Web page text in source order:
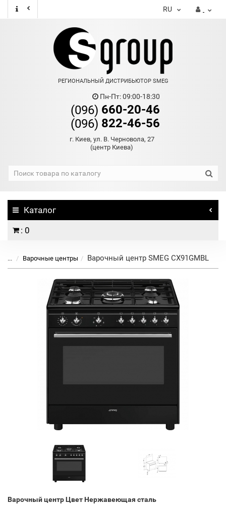
RU
РЕГИОНАЛЬНЫЙ ДИСТРИБЬЮТОР SMEG
Пн-Пт: 09:00-18:30
(096) 660-20-46
(096) 822-46-56
г. Киев, ул. В. Черновола, 27
(центр Киева)
Каталог
: 0
... Варочные центры Варочный центр SMEG CX91GMBL
Варочный центр Цвет Нержавеющая сталь